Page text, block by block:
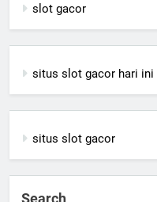
slot gacor
situs slot gacor hari ini
situs slot gacor
Search